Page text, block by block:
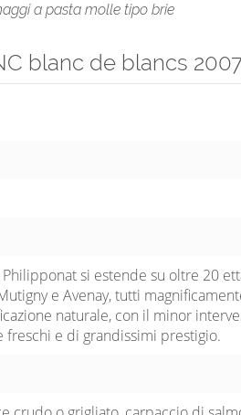
a pasta molle tipo brie
blanc de blancs
si estende su oltre 20
e Avenay, tutti
naturale, con il minor
freschi e di grandissimi prestigio.